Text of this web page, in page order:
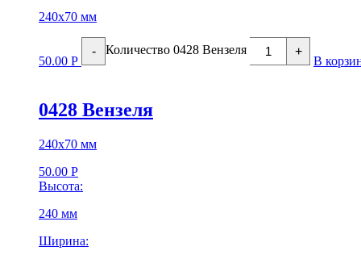
240х70 мм
50.00 Р
- Количество 0428 Вензеля +
В
0428 Вензеля
240х70 мм
50.00 Р
Высота:
240 мм
Ширина: